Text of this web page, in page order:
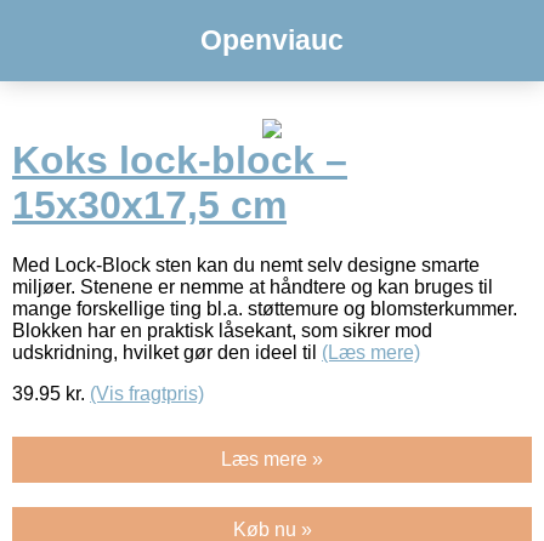
Openviauc
Koks lock-block –
15x30x17,5 cm
Med Lock-Block sten kan du nemt selv designe smarte
miljøer. Stenene er nemme at håndtere og kan bruges til
mange forskellige ting bl.a. støttemure og blomsterkummer.
Blokken har en praktisk låsekant, som sikrer mod
udskridning, hvilket gør den ideel til (Læs mere)
39.95 kr. (Vis fragtpris)
Læs mere »
Køb nu »